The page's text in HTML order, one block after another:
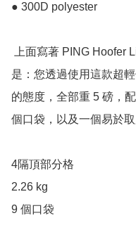
● 300D polyester
是：您透過使用這款超
的態度，全部重 5 磅，
個口袋，以及一個易於取
4隔頂部分格
2.26 kg
9 個口袋